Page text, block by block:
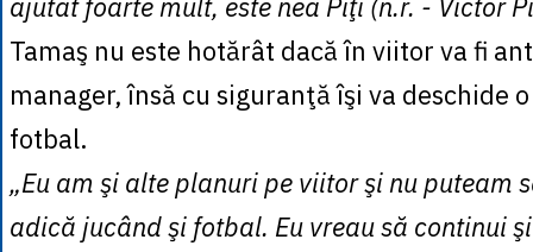
Tamaş nu este hotărât dacă în viitor va fi
manager, însă cu siguranţă îşi va deschide
fotbal.
„Eu am şi alte planuri pe viitor şi nu puteam
adică jucând şi fotbal. Eu vreau să continui